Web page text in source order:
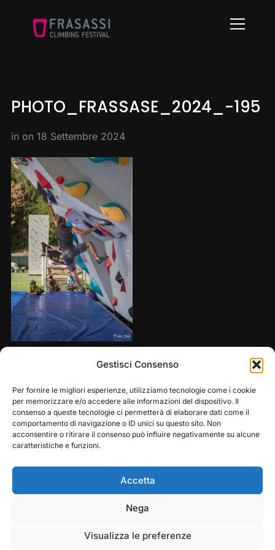
Gestisci Consenso
Per fornire le migliori esperienze, utilizziamo tecnologie come i cookie
per memorizzare e/o accedere alle informazioni del dispositivo. Il
consenso a queste tecnologie ci permetterà di elaborare dati come il
comportamento di navigazione o ID unici su questo sito. Non
acconsentire o ritirare il consenso può influire negativamente su alcune
caratteristiche e funzioni.
Accetta
Nega
Visualizza le preferenze
Info
PHOTO_FRASSASE_2024_-195
in on 18 Settembre 2024
Copyright © 2026 — Frasassi Climbing Festival. All
Rights Reserved